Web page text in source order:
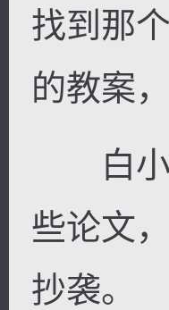
找到那
的教案
白小
些论文
抄袭。